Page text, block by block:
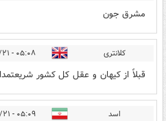
مشرق جون
کلانتری ۰۵:۰۸ - ۱۴۰۱/۱۲/۲۱
قبلاً از کیهان و عقل کل کشور
اسد ۰۵:۰۹ - ۱۴۰۱/۱۲/۲۱